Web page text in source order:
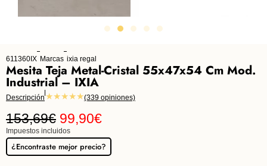
611360IX Marcas ixia regal
Mesita Teja Metal-Cristal 55x47x54 Cm Mod.
Industrial – IXIA
Descripción ★★★★★(339 opiniones)
153,69€ 99,90€
Impuestos incluidos
¿Encontraste mejor precio?